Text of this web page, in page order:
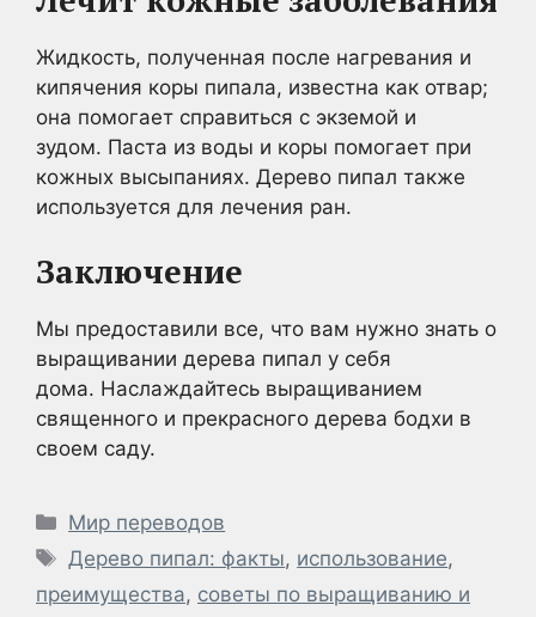
Жидкость, полученная после нагревания и
кипячения коры пипала, известна как отвар;
она помогает справиться с экземой и
зудом. Паста из воды и коры помогает при
кожных высыпаниях. Дерево пипал также
используется для лечения ран.
Заключение
Мы предоставили все, что вам нужно знать о
выращивании дерева пипал у себя
дома. Наслаждайтесь выращиванием
священного и прекрасного дерева бодхи в
своем саду.
Рубрики
Мир переводов
Метки
Дерево пипал: факты, использование,
преимущества, советы по выращиванию и